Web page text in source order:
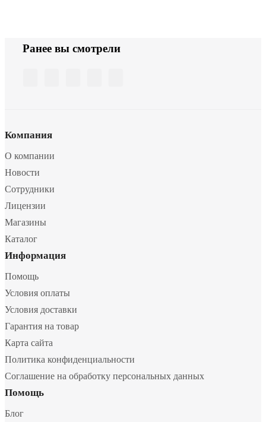
Ранее вы смотрели
Компания
О компании
Новости
Сотрудники
Лицензии
Магазины
Каталог
Информация
Помощь
Условия оплаты
Условия доставки
Гарантия на товар
Карта сайта
Политика конфиденциальности
Соглашение на обработку персональных данных
Помощь
Блог